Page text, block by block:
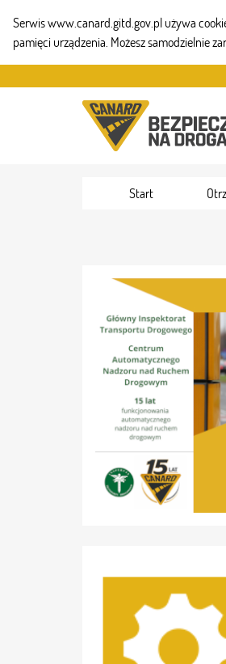
Serwis www.canard.gitd.gov.pl używa
pamięci urządzenia. Możesz samodzielnie
Start